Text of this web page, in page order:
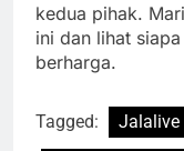
kedua pihak.
ini dan lihat
berharga.
Tagged:
Jalalive